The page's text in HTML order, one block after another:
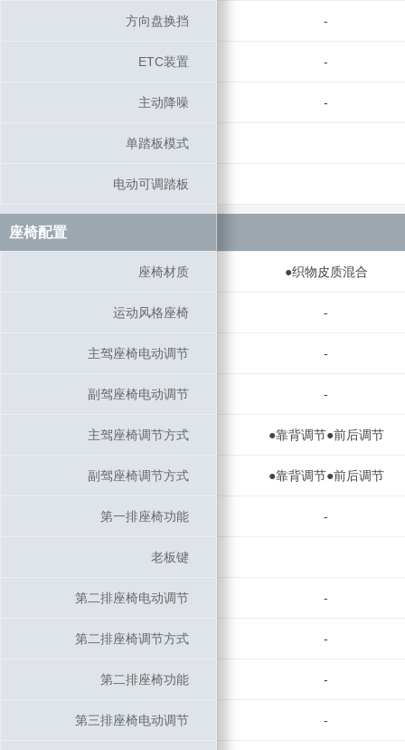
方向盘换挡 -
ETC装置 -
主动降噪 -
单踏板模式
电动可调踏板
座椅配置
座椅材质 ●织物皮质混合
运动风格座椅 -
主驾座椅电动调节 -
副驾座椅电动调节 -
主驾座椅调节方式 ●靠背调节●前后调节
副驾座椅调节方式 ●靠背调节●前后调节
第一排座椅功能 -
老板键
第二排座椅电动调节 -
第二排座椅调节方式 -
第二排座椅功能 -
第三排座椅电动调节 -
方向盘换挡
ETC装置
主动降噪
单踏板模式
电动可调踏板
座椅配置
座椅材质
运动风格座椅
主驾座椅电动调节
副驾座椅电动调节
主驾座椅调节方式
副驾座椅调节方式
第一排座椅功能
老板键
第二排座椅电动调节
第二排座椅调节方式
第二排座椅功能
第三排座椅电动调节